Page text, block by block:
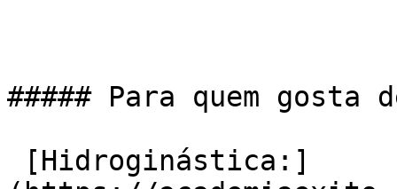
##### Para quem gosta